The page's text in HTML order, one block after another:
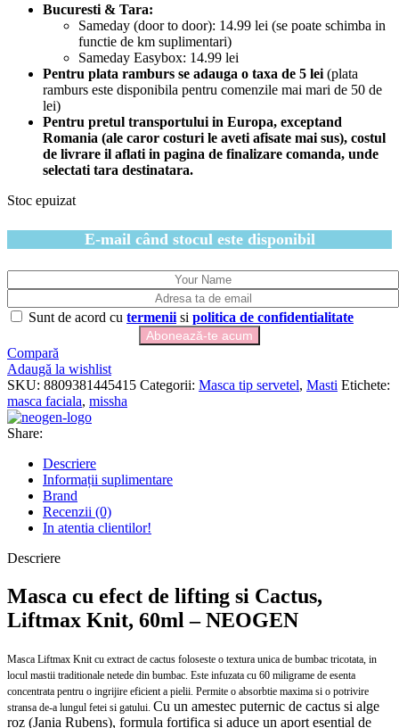
Bucuresti & Tara:
Sameday (door to door): 14.99 lei (se poate schimba in
functie de km suplimentari)
Sameday Easybox: 14.99 lei
Pentru plata ramburs se adauga o taxa de 5 lei (plata
ramburs este disponibila pentru comenzile mai mari de 50 de
lei)
Pentru pretul transportului in Europa, exceptand
Romania (ale caror costuri le aveti afisate mai sus), costul
de livrare il aflati in pagina de finalizare comanda, unde
selectati tara destinatara.
Stoc epuizat
E-mail când stocul este disponibil
Sunt de acord cu termenii si politica de confidentialitate
Compară
Adaugă la wishlist
SKU: 8809381445415 Categorii: Masca tip servetel, Masti Etichete:
masca faciala, missha
Share:
Descriere
Informații suplimentare
Brand
Recenzii (0)
In atentia clientilor!
Descriere
Masca cu efect de lifting si Cactus,
Liftmax Knit, 60ml – NEOGEN
Masca Liftmax Knit cu extract de cactus foloseste o textura unica de bumbac tricotata, in
locul mastii traditionale netede din bumbac. Este infuzata cu 60 miligrame de esenta
concentrata pentru o ingrijire eficient a pielii. Permite o absorbtie maxima si o potrivire
stransa de-a lungul fetei si gatului. Cu un amestec puternic de cactus si alge
roz (Jania Rubens), formula fortifica si aduce un aport esential de